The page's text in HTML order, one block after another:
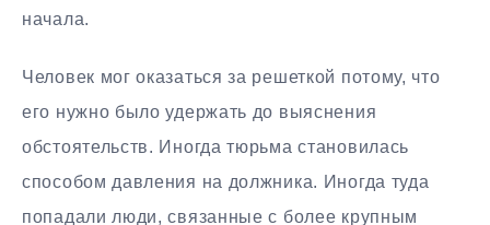
начала.
Человек мог оказаться за решеткой потому, что
его нужно было удержать до выяснения
обстоятельств. Иногда тюрьма становилась
способом давления на должника. Иногда туда
попадали люди, связанные с более крупным